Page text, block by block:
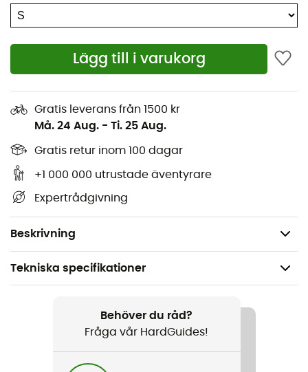
Lägg till i varukorg
Gratis leverans från 1500 kr
Må. 24 Aug. - Ti. 25 Aug.
Gratis retur inom 100 dagar
+1 000 000 utrustade äventyrare
Expertrådgivning
Beskrivning
Dubbel dragskojustering för maximal
anpassningsförmåga
Dubbelvävd Matrix™ softshell med fluorkarbonfri
DWR (275 g/m²)
Huvudmaterial: 50 % polyamid, 43 % polyester, 7 %
elastan
Handflata: 100 % getläder
foder på handens baksida
Vikt: 151 g
Tekniska specifikationer
Vandring / Snöskor / Bergsbestigning / Vintersporter
Behöver du råd?
Fråga vår HardGuides!